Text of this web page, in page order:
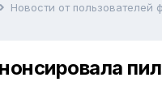
Новости от пользователей